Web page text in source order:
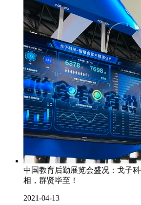
中国教育后勤展览会盛况：戈子
相，群贤毕至！
2021-04-13